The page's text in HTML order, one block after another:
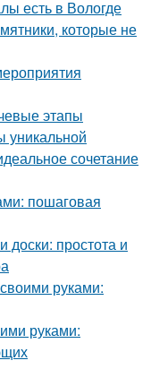
есть в Вологде
которые не
этапы
уникальной
сочетание
пошаговая
простота и
руками:
руками: